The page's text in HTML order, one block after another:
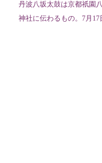
丹波八坂太鼓は京都祇園
神社に伝わるもの。7月